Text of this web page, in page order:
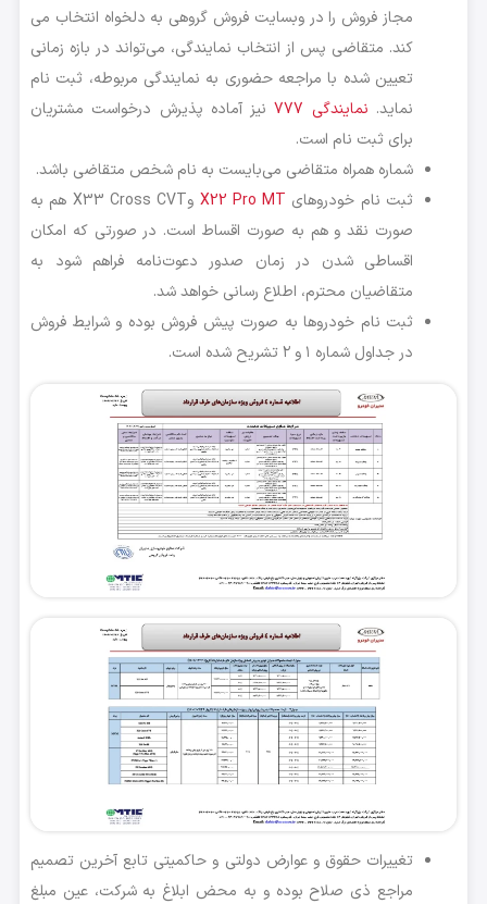
مجاز فروش را در وبسایت فروش گروهی به دلخواه انتخاب می
کند. متقاضی پس از انتخاب نمایندگی، می‌تواند در بازه زمانی
تعیین شده با مراجعه حضوری به نمایندگی مربوطه، ثبت نام
نماید. نمایندگی 777
نیز آماده پذیرش درخواست مشتریان
برای ثبت نام است.
شماره همراه متقاضی می‌بایست به نام شخص متقاضی باشد.
ثبت نام خودروهای X22 Pro MT
وX33 Cross CVT هم به
صورت نقد و هم به صورت اقساط است. در صورتی که امکان
اقساطی شدن در زمان صدور دعوت‌نامه فراهم شود به
متقاضیان محترم، اطلاع رسانی خواهد شد.
ثبت نام خودروها به صورت پیش فروش بوده و شرایط فروش
در جداول شماره ۱ و ۲ تشریح شده است.
تغییرات حقوق و عوارض دولتی و حاکمیتی تابع آخرین تصمیم
مراجع ذی صلاح بوده و به محض ابلاغ به شرکت، عین مبلغ